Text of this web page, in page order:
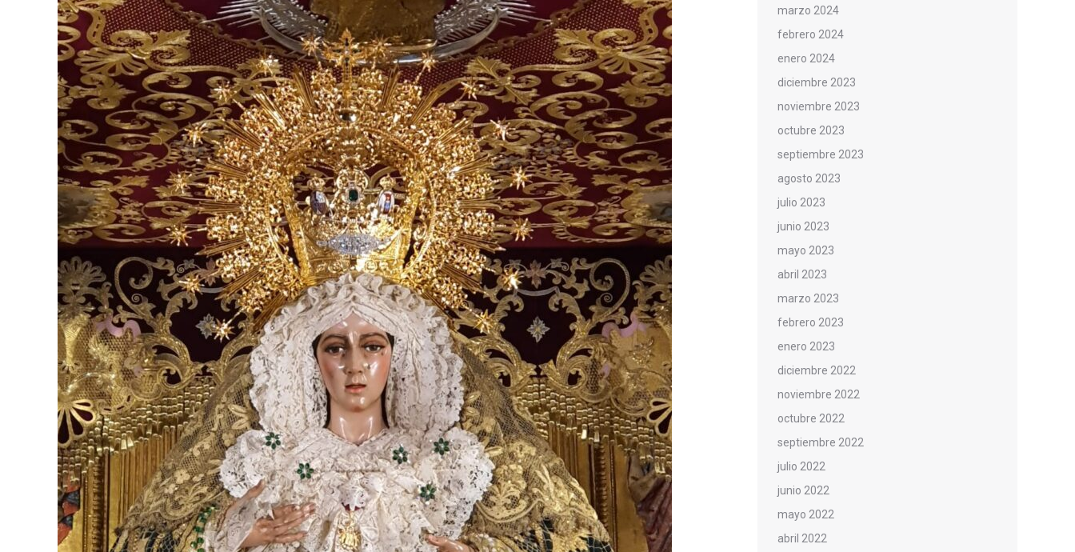
marzo 2024
febrero 2024
enero 2024
diciembre 2023
noviembre 2023
octubre 2023
septiembre 2023
agosto 2023
julio 2023
junio 2023
mayo 2023
abril 2023
marzo 2023
febrero 2023
enero 2023
diciembre 2022
noviembre 2022
octubre 2022
septiembre 2022
julio 2022
junio 2022
mayo 2022
abril 2022